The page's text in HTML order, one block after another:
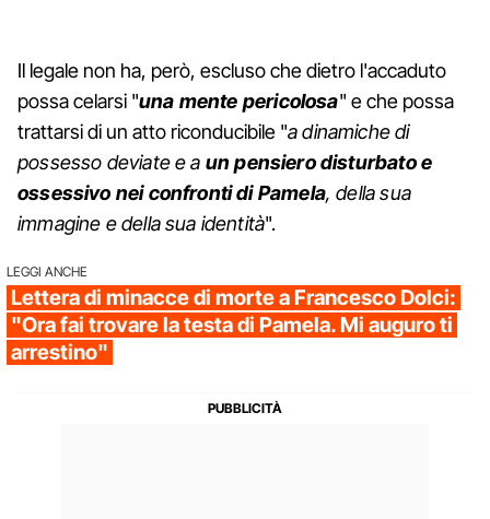
Il legale non ha, però, escluso che dietro l'accaduto
possa celarsi "una mente pericolosa" e che possa
trattarsi di un atto riconducibile "a dinamiche di
possesso deviate e a un pensiero disturbato e
ossessivo nei confronti di Pamela, della sua
immagine e della sua identità".
LEGGI ANCHE
Lettera di minacce di morte a Francesco Dolci:
"Ora fai trovare la testa di Pamela. Mi auguro ti
arrestino"